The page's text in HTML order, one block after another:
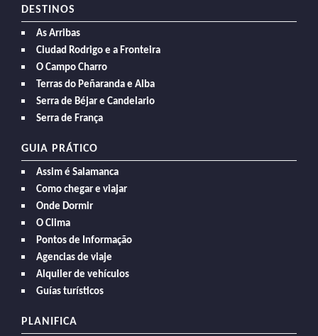
DESTINOS
As Arribas
Ciudad Rodrigo e a Fronteira
O Campo Charro
Terras do Peñaranda e Alba
Serra de Béjar e Candelario
Serra de França
GUIA PRÁTICO
Assim é Salamanca
Como chegar e viajar
Onde Dormir
O Clima
Pontos de Informação
Agencias de viaje
Alquiler de vehículos
Guías turísticos
PLANIFICA